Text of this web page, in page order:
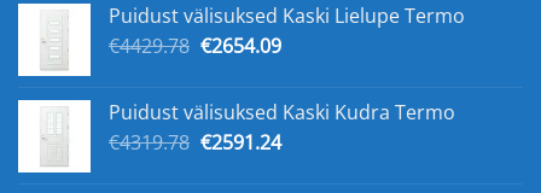
€5168.33.€3141.23.
Puidust välisuksed Kaski Lielupe Termo
€4429.78 Algne
€4429.78.
€2654.09Praegune
€2654.09.
Puidust välisuksed Kaski Kudra Termo
€4319.78 Algne
€2591.24Praegune